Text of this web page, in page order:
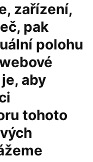
zařízení,
pak
polohu
aby
tohoto